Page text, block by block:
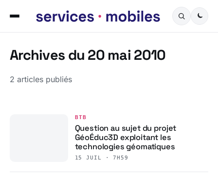
Archives du 20 mai 2010
2 articles publiés
BTB
Question au sujet du projet
GéoÉduc3D exploitant les
technologies géomatiques
15 JUIL · 7H59